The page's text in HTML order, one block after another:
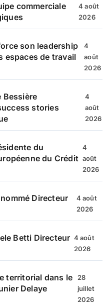
commerciale
4 août
2026
son leadership
espaces de travail
4
août
2026
Bessière
stories
4
août
2026
du
du Crédit
4
août
2026
Directeur
4 août
2026
Betti Directeur 4 août
2026
territorial dans le
Delaye
28
juillet
2026